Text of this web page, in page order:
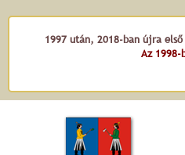
1997 után, 2018-ban újra
Az